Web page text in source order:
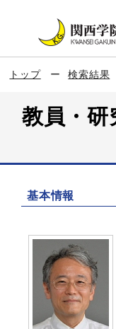
トップ 検索結果
教員・
基本情報